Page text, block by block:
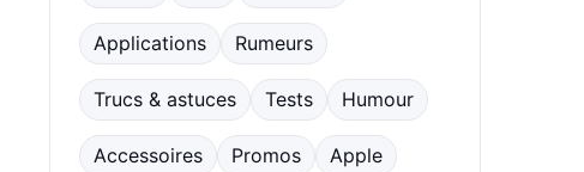
Applications Rumeurs
Trucs & astuces Tests Humour
Accessoires Promos Apple